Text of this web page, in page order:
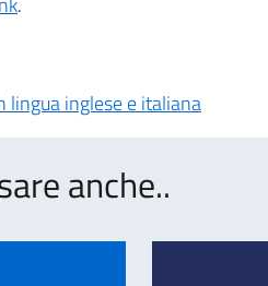
lingua inglese e italiana
anche..